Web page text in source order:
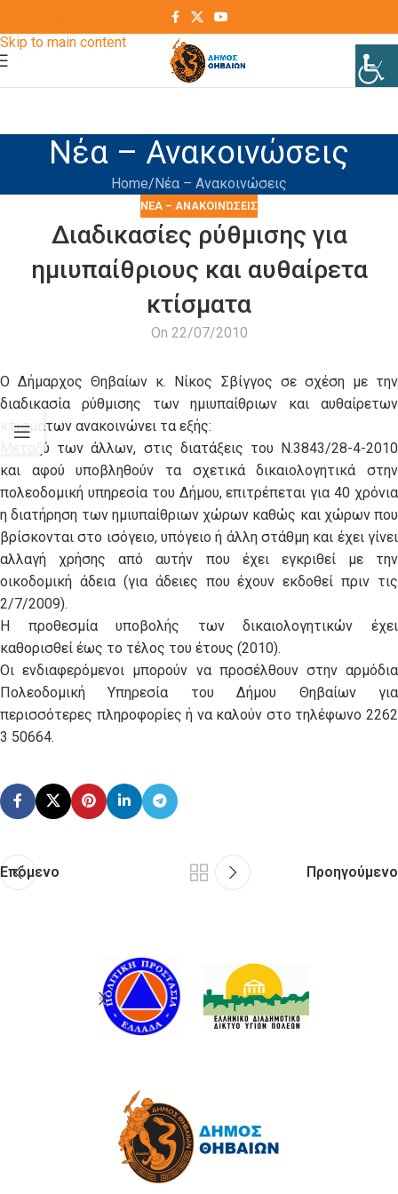
Skip to main content
Νέα – Ανακοινώσεις
Home Νέα – Ανακοινώσεις
ΝΈΑ – ΑΝΑΚΟΙΝΏΣΕΙΣ
Διαδικασίες ρύθμισης για
ημιυπαίθριους και αυθαίρετα
κτίσματα
On 22/07/2010
Ο Δήμαρχος Θηβαίων κ. Νίκος Σβίγγος σε σχέση με την
διαδικασία ρύθμισης των ημιυπαίθριων και αυθαίρετων
κτισμάτων ανακοινώνει τα εξής:
Μεταξύ των άλλων, στις διατάξεις του Ν.3843/28-4-2010
και αφού υποβληθούν τα σχετικά δικαιολογητικά στην
πολεοδομική υπηρεσία του Δήμου, επιτρέπεται για 40 χρόνια
η διατήρηση των ημιυπαίθριων χώρων καθώς και χώρων που
βρίσκονται στο ισόγειο, υπόγειο ή άλλη στάθμη και έχει γίνει
αλλαγή χρήσης από αυτήν που έχει εγκριθεί με την
οικοδομική άδεια (για άδειες που έχουν εκδοθεί πριν τις
2/7/2009).
Η προθεσμία υποβολής των δικαιολογητικών έχει
καθορισθεί έως το τέλος του έτους (2010).
Οι ενδιαφερόμενοι μπορούν να προσέλθουν στην αρμόδια
Πολεοδομική Υπηρεσία του Δήμου Θηβαίων για
περισσότερες πληροφορίες ή να καλούν στο τηλέφωνο 2262
3 50664.
Επόμενο Προηγούμενο